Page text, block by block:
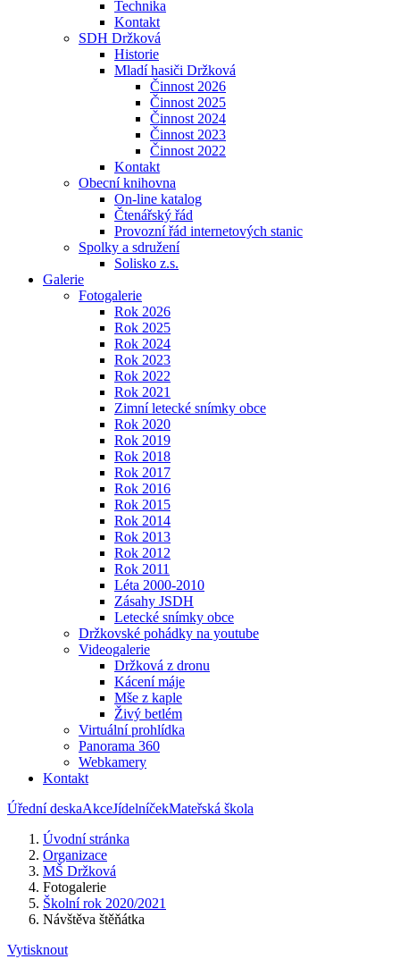
Technika
Kontakt
SDH Držková
Historie
Mladí hasiči Držková
Činnost 2026
Činnost 2025
Činnost 2024
Činnost 2023
Činnost 2022
Kontakt
Obecní knihovna
On-line katalog
Čtenářský řád
Provozní řád internetových stanic
Spolky a sdružení
Solisko z.s.
Galerie
Fotogalerie
Rok 2026
Rok 2025
Rok 2024
Rok 2023
Rok 2022
Rok 2021
Zimní letecké snímky obce
Rok 2020
Rok 2019
Rok 2018
Rok 2017
Rok 2016
Rok 2015
Rok 2014
Rok 2013
Rok 2012
Rok 2011
Léta 2000-2010
Zásahy JSDH
Letecké snímky obce
Držkovské pohádky na youtube
Videogalerie
Držková z dronu
Kácení máje
Mše z kaple
Živý betlém
Virtuální prohlídka
Panorama 360
Webkamery
Kontakt
Úřední deskaAkceJídelníčekMateřská škola
Úvodní stránka
Organizace
MŠ Držková
Fotogalerie
Školní rok 2020/2021
Návštěva štěňátka
Vytisknout